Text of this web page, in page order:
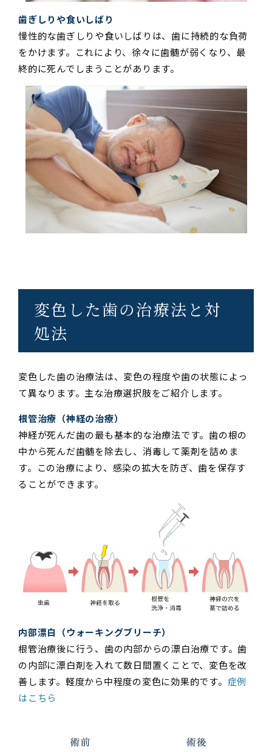
歯ぎしりや食いしばり
慢性的な歯ぎしりや食いしばりは、歯に持続的な負荷
をかけます。これにより、徐々に歯髄が弱くなり、最
終的に死んでしまうことがあります。
変色した歯の治療法と対
処法
変色した歯の治療法は、変色の程度や歯の状態によっ
て異なります。主な治療選択肢をご紹介します。
根管治療（神経の治療）
神経が死んだ歯の最も基本的な治療法です。歯の根の
中から死んだ歯髄を除去し、消毒して薬剤を詰めま
す。この治療により、感染の拡大を防ぎ、歯を保存す
ることができます。
内部漂白（ウォーキングブリーチ）
根管治療後に行う、歯の内部からの漂白治療です。歯
の内部に漂白剤を入れて数日間置くことで、変色を改
善します。軽度から中程度の変色に効果的です。 症例
はこちら